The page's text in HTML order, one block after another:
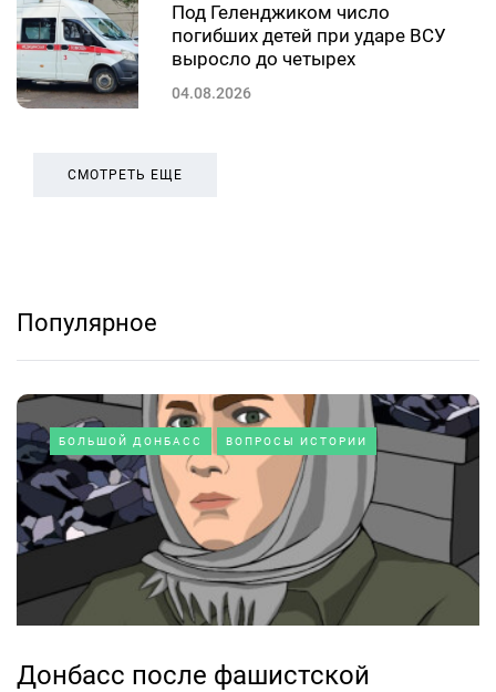
Под Геленджиком число
погибших детей при ударе ВСУ
выросло до четырех
04.08.2026
СМОТРЕТЬ ЕЩЕ
Популярное
БОЛЬШОЙ ДОНБАСС ВОПРОСЫ ИСТОРИИ
Донбасс после фашистской